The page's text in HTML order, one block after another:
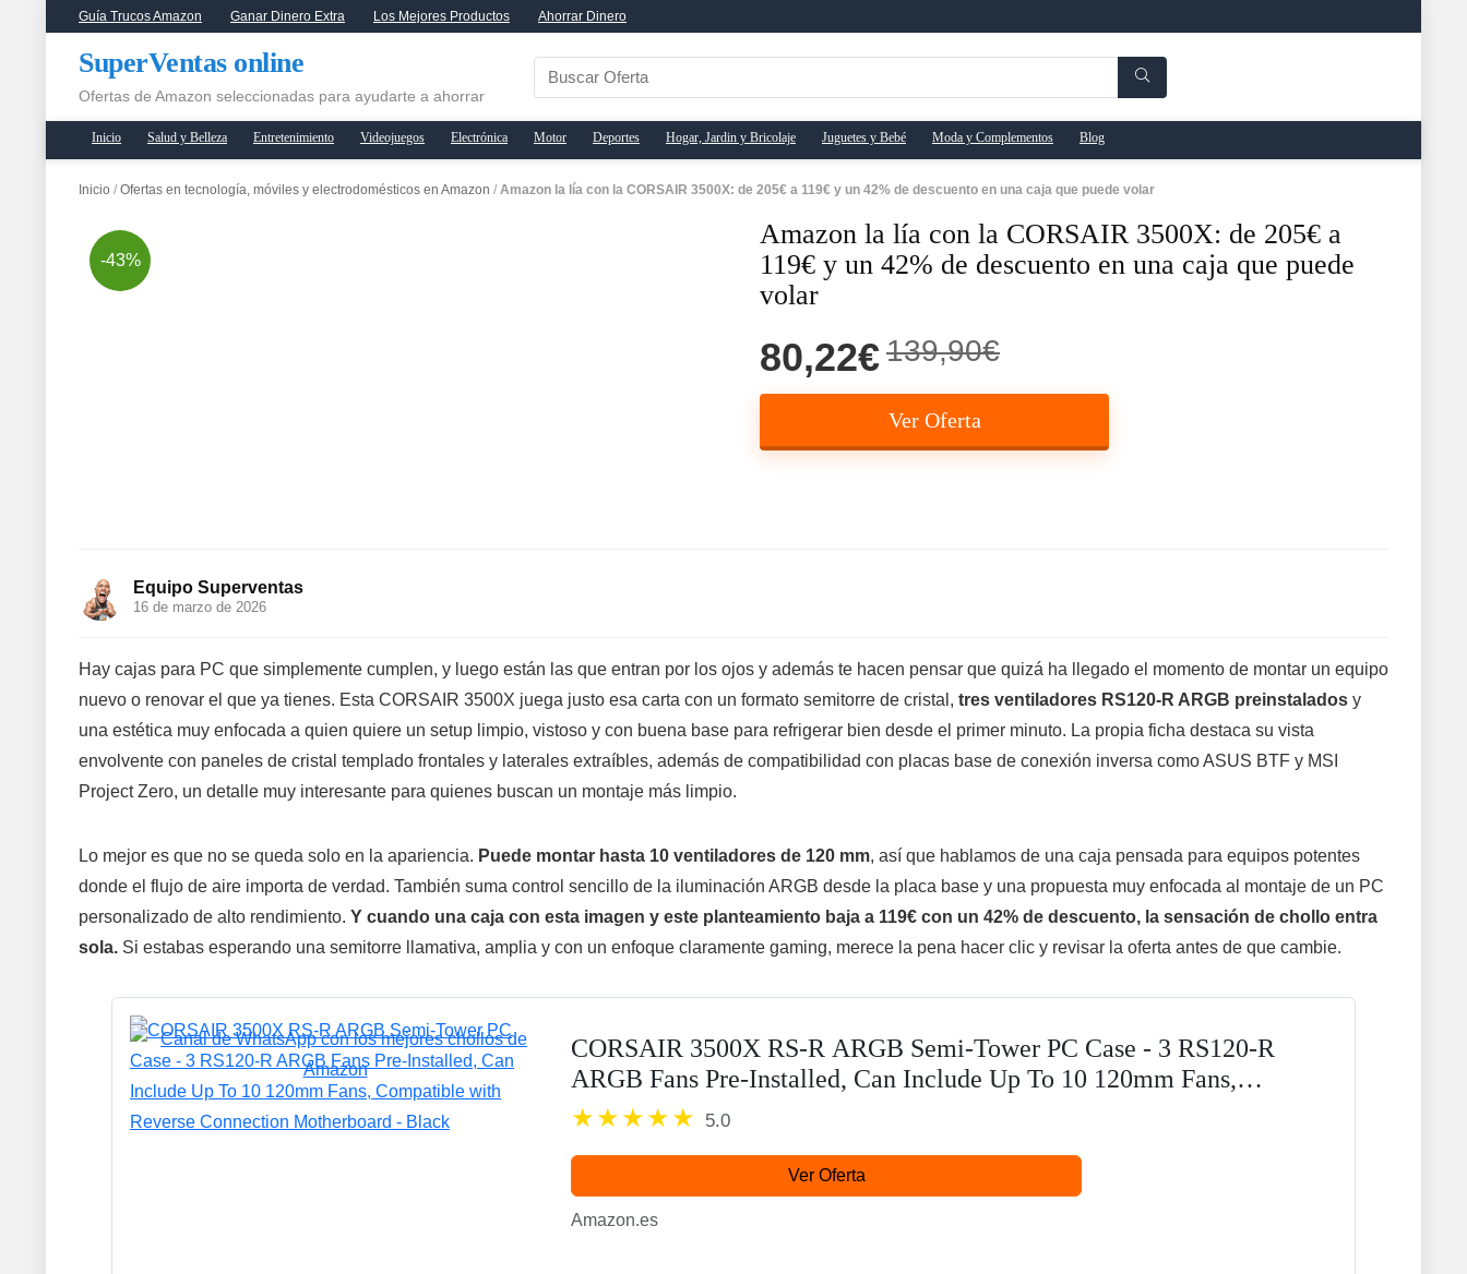
Guía Trucos Amazon Ganar Dinero Extra Los Mejores Productos Ahorrar Dinero
SuperVentas online
Ofertas de Amazon seleccionadas para ayudarte a ahorrar
Inicio Salud y Belleza Entretenimiento Videojuegos Electrónica Motor Deportes Hogar, Jardin y Bricolaje Juguetes y Bebé Moda y Complementos Blog
Inicio / Ofertas en tecnología, móviles y electrodomésticos en Amazon / Amazon la lía con la CORSAIR 3500X: de 205€ a 119€ y un 42% de descuento en una caja que puede volar
-43%
Amazon la lía con la CORSAIR 3500X: de 205€ a
119€ y un 42% de descuento en una caja que puede
volar
80,22€139,90€
Ver Oferta
Equipo Superventas
16 de marzo de 2026
Hay cajas para PC que simplemente cumplen, y luego están las que entran por los ojos y además te hacen pensar que quizá ha llegado el momento de montar un equipo
nuevo o renovar el que ya tienes. Esta CORSAIR 3500X juega justo esa carta con un formato semitorre de cristal, tres ventiladores RS120-R ARGB preinstalados y
una estética muy enfocada a quien quiere un setup limpio, vistoso y con buena base para refrigerar bien desde el primer minuto. La propia ficha destaca su vista
envolvente con paneles de cristal templado frontales y laterales extraíbles, además de compatibilidad con placas base de conexión inversa como ASUS BTF y MSI
Project Zero, un detalle muy interesante para quienes buscan un montaje más limpio.
Lo mejor es que no se queda solo en la apariencia. Puede montar hasta 10 ventiladores de 120 mm, así que hablamos de una caja pensada para equipos potentes
donde el flujo de aire importa de verdad. También suma control sencillo de la iluminación ARGB desde la placa base y una propuesta muy enfocada al montaje de un PC
personalizado de alto rendimiento. Y cuando una caja con esta imagen y este planteamiento baja a 119€ con un 42% de descuento, la sensación de chollo entra
sola. Si estabas esperando una semitorre llamativa, amplia y con un enfoque claramente gaming, merece la pena hacer clic y revisar la oferta antes de que cambie.
CORSAIR 3500X RS-R ARGB Semi-Tower PC Case - 3 RS120-R
ARGB Fans Pre-Installed, Can Include Up To 10 120mm Fans,
Compatible with Reverse Connection...
5.0
Ver Oferta
Amazon.es